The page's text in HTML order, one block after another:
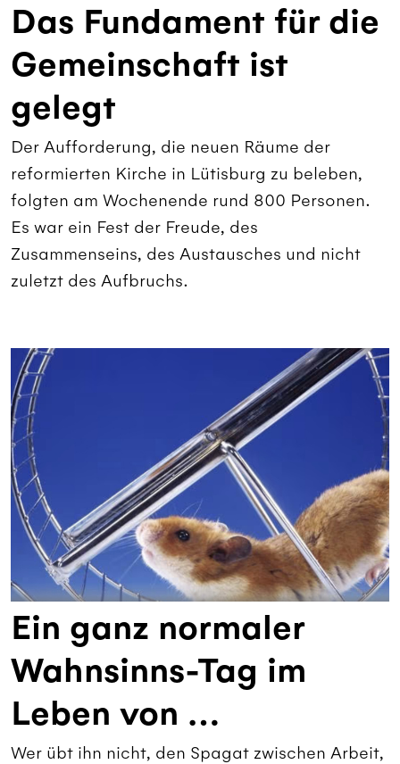
Das Fundament für die
Gemeinschaft ist
gelegt
Der Aufforderung, die neuen Räume der
reformierten Kirche in Lütisburg zu beleben,
folgten am Wochenende rund 800 Personen.
Es war ein Fest der Freude, des
Zusammenseins, des Austausches und nicht
zuletzt des Aufbruchs.
Ein ganz normaler
Wahnsinns-Tag im
Leben von …
Wer übt ihn nicht, den Spagat zwischen Arbeit,